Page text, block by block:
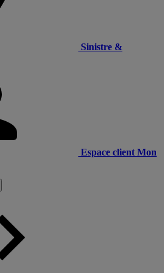
Sinistre &
Espace client Mon